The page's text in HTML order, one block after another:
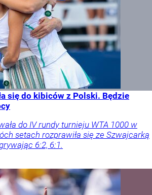
się do kibiców z Polski. Będzie
do IV rundy turnieju WTA 1000 w
setach rozprawiła się ze Szwajcarką
6:2, 6:1.